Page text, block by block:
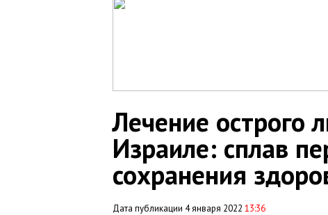
Лечение острого
Израиле: сплав
сохранения
Дата публикации 4 января 2022 13:36